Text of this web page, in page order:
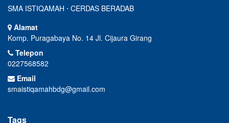
SMA ISTIQAMAH ⋅ CERDAS BERADAB
Alamat
Komp. Puragabaya No. 14 Jl. Cijaura Girang
Telepon
0227568582
Email
smaistiqamahbdg@gmail.com
Tags